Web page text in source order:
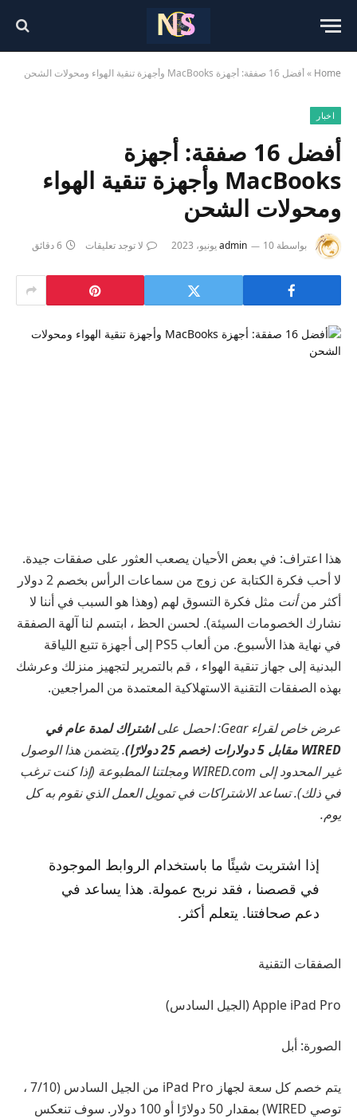
Home
»أفضل 16 صفقة: أجهزة MacBooks وأجهزة تنقية الهواء ومحولات الشحن
اخبار
أفضل 16 صفقة: أجهزة
MacBooks وأجهزة تنقية الهواء
ومحولات الشحن
بواسطة admin 10 يونيو، 2023 لا توجد تعليقات 6 دقائق
هذا اعتراف: في بعض الأحيان يصعب العثور على صفقات جيدة.
لا أحب فكرة الكتابة عن زوج من سماعات الرأس بخصم 2 دولار
أكثر منأنت مثل فكرة التسوق لهم (وهذا هو السبب في أننا لا
نشارك الخصومات السيئة). لحسن الحظ ، ابتسم لنا آلهة الصفقة
في نهاية هذا الأسبوع. من ألعاب PS5 إلى أجهزة تتبع اللياقة
البدنية إلى جهاز تنقية الهواء ، قم بالتمرير لتجهيز منزلك وعرشك
بهذه الصفقات التقنية الاستهلاكية المعتمدة من المراجعين.
عرض خاص لقراء Gear: احصل على
اشتراك لمدة عام في
WIRED مقابل 5 دولارات (خصم 25 دولارًا)
. يتضمن هذا الوصول
غير المحدود إلى WIRED.com ومجلتنا المطبوعة (إذا كنت ترغب
في ذلك). تساعد الاشتراكات في تمويل العمل الذي نقوم به كل
يوم.
إذا اشتريت شيئًا ما باستخدام الروابط الموجودة
في قصصنا ، فقد نربح عمولة. هذا يساعد في
دعم صحافتنا. يتعلم أكثر.
الصفقات التقنية
Apple iPad Pro (الجيل السادس)
الصورة: أبل
يتم خصم كل سعة لجهاز iPad Pro من الجيل السادس (7/10 ،
توصي WIRED) بمقدار 50 دولارًا أو 100 دولار. سوف تنعكس